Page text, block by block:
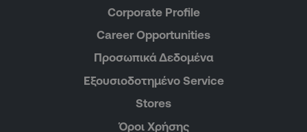
Corporate Profile
Career Opportunities
Προσωπικά Δεδομένα
Εξουσιοδοτημένο Service
Stores
Όροι Χρήσης